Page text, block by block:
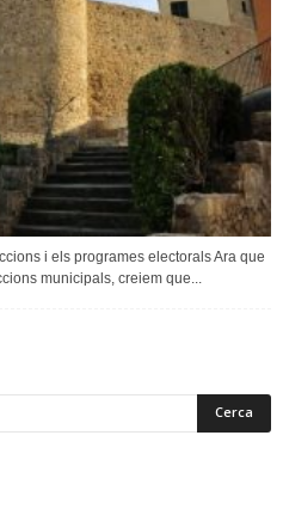
i els programes electorals Ara que
municipals, creiem que...